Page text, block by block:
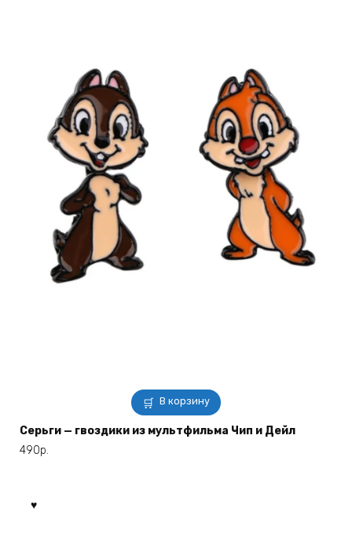
В корзину
Серьги — гвоздики из мультфильма Чип и Дейл
490р.